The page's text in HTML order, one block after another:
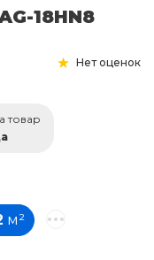
18HN8
Нет оценок
товар
м²